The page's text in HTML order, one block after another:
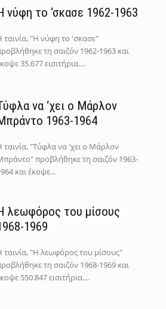
νύφη το ‘σκασε 1962-1963
ταινία, "Η νύφη το 'σκασε"
τη σαιζόν 1962-1963 και
35.677 εισιτήρια....
να ‘χει ο Μάρλον
1963-1964
ταινία, "Τύφλα να 'χει ο Μάρλον
προβλήθηκε τη σαιζόν 1963-
και έκοψε...
λεωφόρος του μίσους
1969
ταινία, "Η λεωφόρος του μίσους"
τη σαιζόν 1968-1969 και
550.847 εισιτήρια....